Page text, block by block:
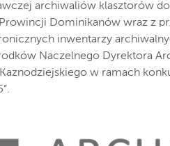
archiwaliów klasztorów
Dominikanów wraz z
inwentarzy
Naczelnego Dyrektora
w ramach